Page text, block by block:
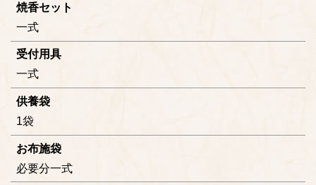
焼香セット
一式
受付用具
一式
供養袋
1袋
お布施袋
必要分一式